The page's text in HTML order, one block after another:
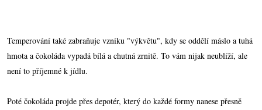
Temperování také zabraňuje vzniku "výkvětu", kdy se oddělí máslo a tuhá
hmota a čokoláda vypadá bílá a chutná zrnitě. To vám nijak neublíží, ale
není to příjemné k jídlu.
Poté čokoláda projde přes depotér, který do každé formy nanese přesně